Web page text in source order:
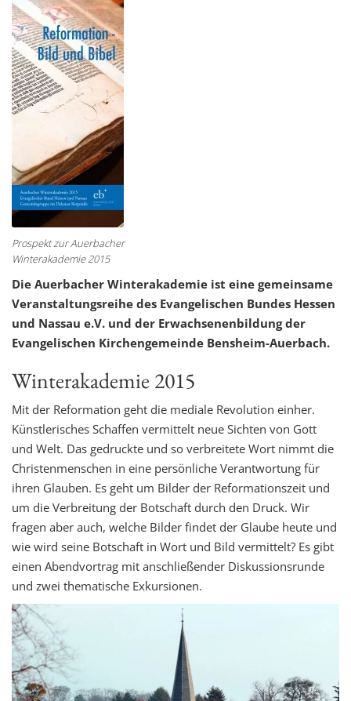
Prospekt zur Auerbacher
Winterakademie 2015
Die Auerbacher Winterakademie ist eine gemeinsame
Veranstaltungsreihe des Evangelischen Bundes Hessen
und Nassau e.V. und der Erwachsenenbildung der
Evangelischen Kirchengemeinde Bensheim-Auerbach.
Winterakademie 2015
Mit der Reformation geht die mediale Revolution einher.
Künstlerisches Schaffen vermittelt neue Sichten von Gott
und Welt. Das gedruckte und so verbreitete Wort nimmt die
Christenmenschen in eine persönliche Verantwortung für
ihren Glauben. Es geht um Bilder der Reformationszeit und
um die Verbreitung der Botschaft durch den Druck. Wir
fragen aber auch, welche Bilder findet der Glaube heute und
wie wird seine Botschaft in Wort und Bild vermittelt? Es gibt
einen Abendvortrag mit anschließender Diskussionsrunde
und zwei thematische Exkursionen.